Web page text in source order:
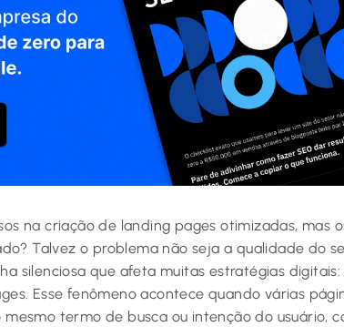
na criação de landing pages otimizadas, mas
Talvez o problema não seja a qualidade do
silenciosa que afeta muitas estratégias digitais:
Esse fenômeno acontece quando várias
termo de busca ou intenção do usuário,